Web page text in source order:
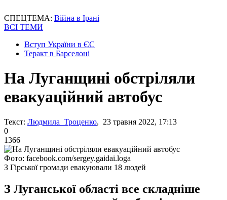
СПЕЦТЕМА: Війна в Ірані
ВСІ ТЕМИ
Вступ України в ЄС
Теракт в Барселоні
На Луганщині обстріляли
евакуаційний автобус
Текст: Людмила Троценко, 23 травня 2022, 17:13
0
1366
Фото: facebook.com/sergey.gaidai.loga
З Гірської громади евакуювали 18 людей
З Луганської області все складніше